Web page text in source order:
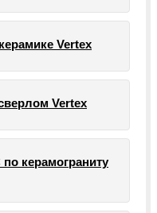
Vertex
Vertex
керамограниту